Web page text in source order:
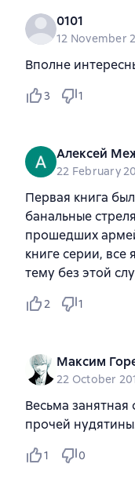
0101
12 November
Вполне
3 1
Алексей
22 February
Первая книга
банальные
прошедших
книге серии,
тему без этой
2 1
Максим
22 October
Весьма
прочей
1 0